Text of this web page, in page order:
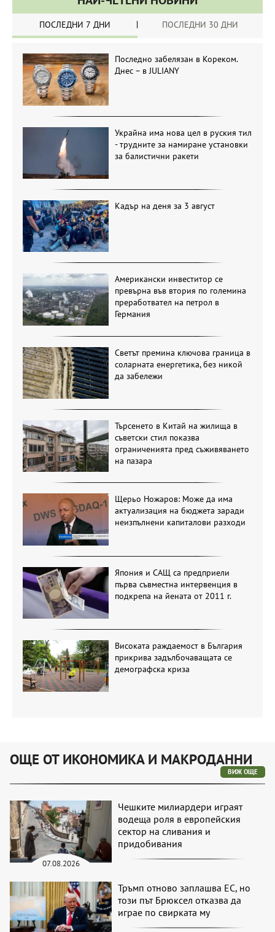
ПОСЛЕДНИ 7 ДНИ ПОСЛЕДНИ 30 ДНИ
Последно забелязан в Кореком.
Днес – в JULIANY
Украйна има нова цел в руския тил
- трудните за намиране установки
за балистични ракети
Кадър на деня за 3 август
Американски инвеститор се
превърна във втория по големина
преработвател на петрол в
Германия
Светът премина ключова граница в
соларната енергетика, без никой
да забележи
Търсенето в Китай на жилища в
съветски стил показва
ограниченията пред съживяването
на пазара
Щерьо Ножаров: Може да има
актуализация на бюджета заради
неизпълнени капиталови разходи
Япония и САЩ са предприели
първа съвместна интервенция в
подкрепа на йената от 2011 г.
Високата раждаемост в България
прикрива задълбочаващата се
демографска криза
ОЩЕ ОТ ИКОНОМИКА И МАКРОДАННИ
ВИЖ ОЩЕ
07.08.2026
Чешките милиардери играят
водеща роля в европейския
сектор на сливания и
придобивания
Тръмп отново заплашва ЕС, но
този път Брюксел отказва да
играе по свирката му